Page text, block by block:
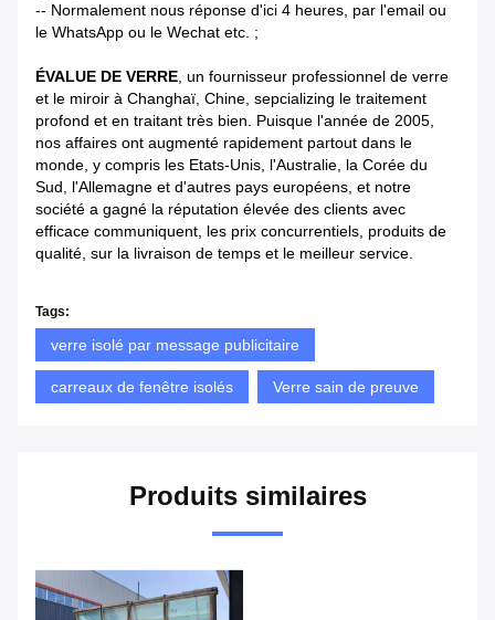
-- Normalement nous réponse d'ici 4 heures, par l'email ou
le WhatsApp ou le Wechat etc. ;
ÉVALUE DE VERRE, un fournisseur professionnel de verre
et le miroir à Changhaï, Chine, sepcializing le traitement
profond et en traitant très bien. Puisque l'année de 2005,
nos affaires ont augmenté rapidement partout dans le
monde, y compris les Etats-Unis, l'Australie, la Corée du
Sud, l'Allemagne et d'autres pays européens, et notre
société a gagné la réputation élevée des clients avec
efficace communiquent, les prix concurrentiels, produits de
qualité, sur la livraison de temps et le meilleur service.
Tags:
verre isolé par message publicitaire
carreaux de fenêtre isolés Verre sain de preuve
Produits similaires